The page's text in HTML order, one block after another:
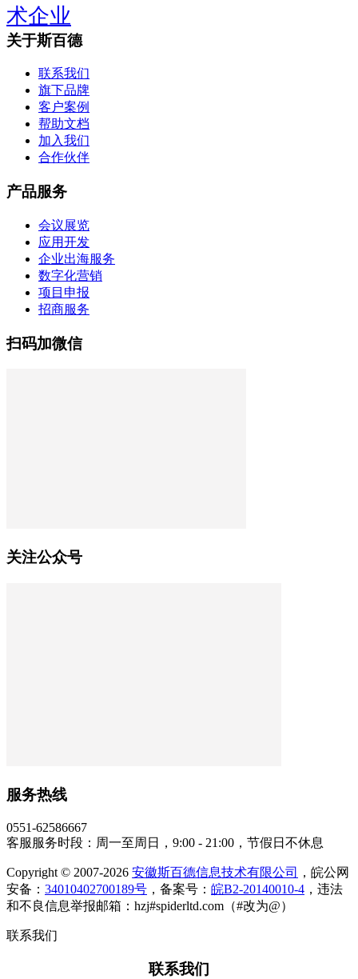
术企业
关于斯百德
联系我们
旗下品牌
客户案例
帮助文档
加入我们
合作伙伴
产品服务
会议展览
应用开发
企业出海服务
数字化营销
项目申报
招商服务
扫码加微信
关注公众号
服务热线
0551-62586667
客服服务时段：周一至周日，9:00 - 21:00，节假日不休息
Copyright © 2007-2026 安徽斯百德信息技术有限公司
，皖公网
安备： 34010402700189号 ，备案号： 皖B2-20140010-4 ，违法
和不良信息举报邮箱：hzj#spiderltd.com（#改为@）
联系我们
联系我们